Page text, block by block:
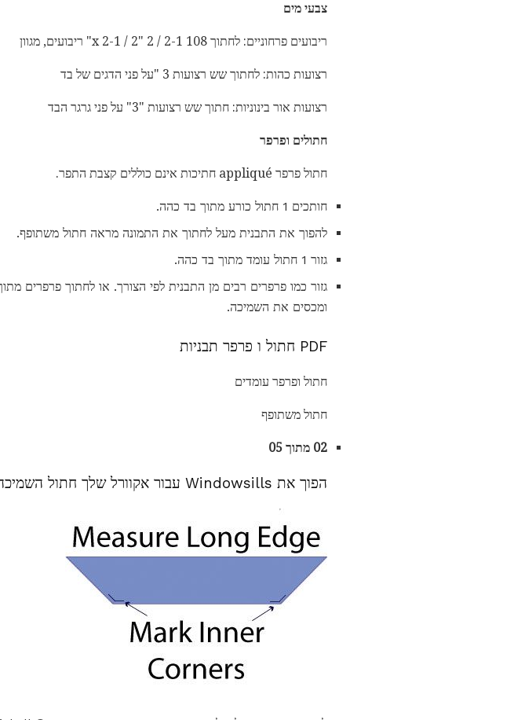
צבעי מים
ריבועים פרחוניים: לחתוך 108 2-1 / 2 "x 2-1 / 2" ריבועים, מגוון
רצועות כהות: לחתוך שש רצועות 3 "על פני הדגים של בד
רצועות אור בינוניות: חתוך שש רצועות "3" על פני גרגר הבד
חתולים ופרפר
חתול פרפר appliqué חתיכות אינם כוללים קצבת התפר.
חותכים 1 חתול כורע מתוך בד כהה.
להפוך את התבנית מעל לחתוך את התמונה מראה חתול משתופף.
גזור 1 חתול עומד מתוך בד כהה.
גזור כמו פרפרים רבים מן התבנית לפי הצורך. או לחתוך פרפרים
ומכסים את השמיכה.
PDF חתול ו פרפר תבניות
חתול ופרפר עומדים
חתול משתופף
02 מתוך 05
הפוך את Windowsills עבור אקוורל שלך חתול השמיכה